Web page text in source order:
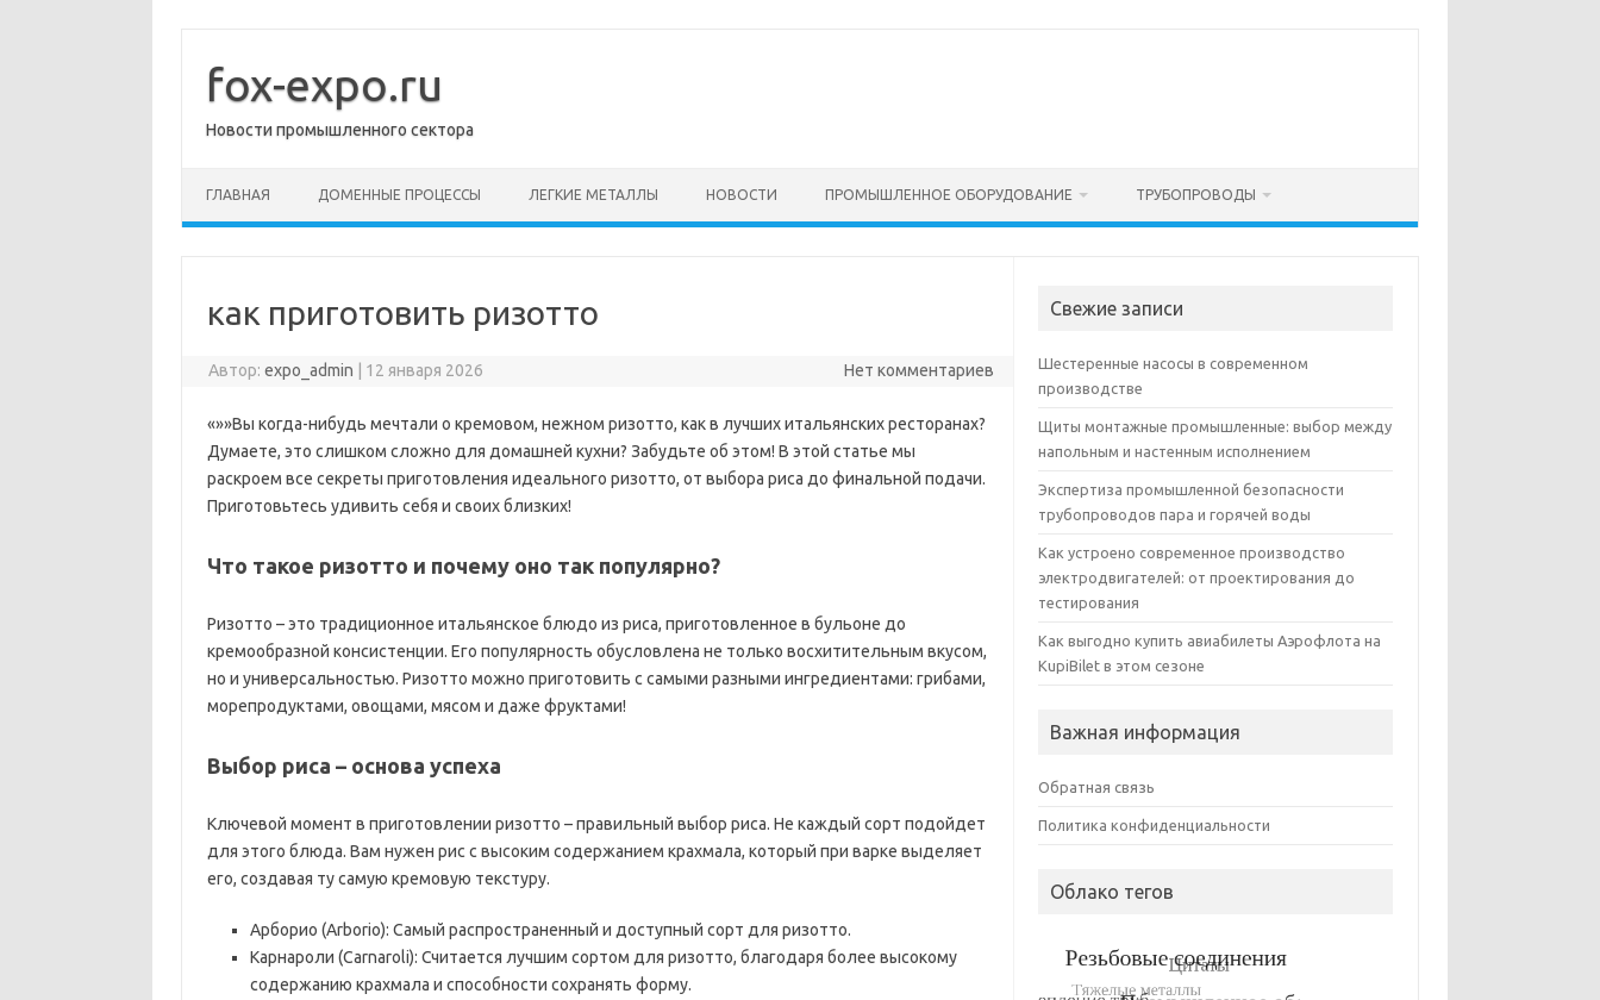
содержимому
fox-expo.ru
Новости промышленного сектора
ГЛАВНАЯ ДОМЕННЫЕ ПРОЦЕССЫ ЛЕГКИЕ МЕТАЛЛЫ НОВОСТИ ПРОМЫШЛЕННОЕ ОБОРУДОВАНИЕ ТРУБОПРОВОДЫ
как приготовить ризотто
Автор:expo_admin 12 января 2026 Нет комментариев
«»»Вы когда-нибудь мечтали о кремовом, нежном ризотто, как в лучших итальянских ресторанах?
Думаете, это слишком сложно для домашней кухни? Забудьте об этом! В этой статье мы
раскроем все секреты приготовления идеального ризотто, от выбора риса до финальной подачи.
Приготовьтесь удивить себя и своих близких!
Что такое ризотто и почему оно так популярно?
Ризотто – это традиционное итальянское блюдо из риса, приготовленное в бульоне до
кремообразной консистенции. Его популярность обусловлена не только восхитительным вкусом,
но и универсальностью. Ризотто можно приготовить с самыми разными ингредиентами: грибами,
морепродуктами, овощами, мясом и даже фруктами!
Выбор риса – основа успеха
Ключевой момент в приготовлении ризотто – правильный выбор риса. Не каждый сорт подойдет
для этого блюда. Вам нужен рис с высоким содержанием крахмала, который при варке выделяет
его, создавая ту самую кремовую текстуру.
Арборио (Arborio): Самый распространенный и доступный сорт для ризотто.
Карнароли (Carnaroli): Считается лучшим сортом для ризотто, благодаря более высокому
содержанию крахмала и способности сохранять форму.
Свежие записи
Шестеренные насосы в современном
производстве
Щиты монтажные промышленные: выбор между
напольным и настенным исполнением
Экспертиза промышленной безопасности
трубопроводов пара и горячей воды
Как устроено современное производство
электродвигателей: от проектирования до
тестирования
Как выгодно купить авиабилеты Аэрофлота на
KupiBilet в этом сезоне
Важная информация
Обратная связь
Политика конфиденциальности
Облако тегов